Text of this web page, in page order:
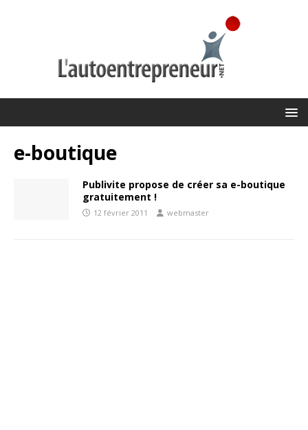
e-boutique
Publivite propose de créer sa e-boutique
gratuitement !
12 février 2011 webmaster